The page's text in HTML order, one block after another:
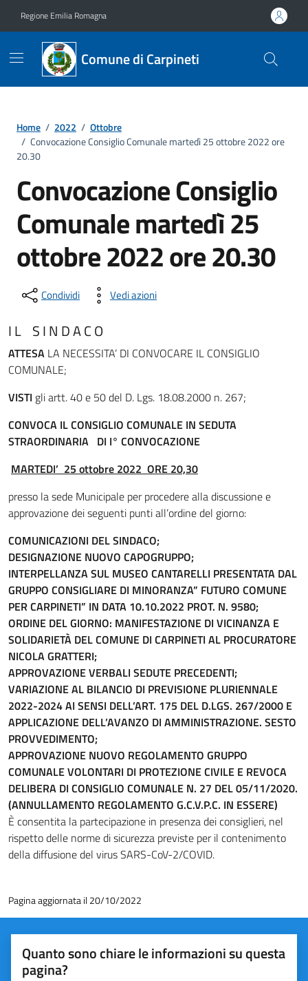
Regione Emilia Romagna
Comune di Carpineti
Home / 2022 / Ottobre
/ Convocazione Consiglio Comunale martedì 25 ottobre 2022 ore
20.30
Convocazione Consiglio
Comunale martedì 25
ottobre 2022 ore 20.30
Condividi Vedi azioni
I L S I N D A C O
ATTESA LA NECESSITA’ DI CONVOCARE IL CONSIGLIO
COMUNALE;
VISTI gli artt. 40 e 50 del D. Lgs. 18.08.2000 n. 267;
CONVOCA IL CONSIGLIO COMUNALE IN SEDUTA
STRAORDINARIA DI I° CONVOCAZIONE
MARTEDI’ 25 ottobre 2022 ORE 20,30
presso la sede Municipale per procedere alla discussione e
approvazione dei seguenti punti all’ordine del giorno:
COMUNICAZIONI DEL SINDACO;
DESIGNAZIONE NUOVO CAPOGRUPPO;
INTERPELLANZA SUL MUSEO CANTARELLI PRESENTATA DAL
GRUPPO CONSIGLIARE DI MINORANZA” FUTURO COMUNE
PER CARPINETI” IN DATA 10.10.2022 PROT. N. 9580;
ORDINE DEL GIORNO: MANIFESTAZIONE DI VICINANZA E
SOLIDARIETÀ DEL COMUNE DI CARPINETI AL PROCURATORE
NICOLA GRATTERI;
APPROVAZIONE VERBALI SEDUTE PRECEDENTI;
VARIAZIONE AL BILANCIO DI PREVISIONE PLURIENNALE
2022-2024 AI SENSI DELL’ART. 175 DEL D.LGS. 267/2000 E
APPLICAZIONE DELL’AVANZO DI AMMINISTRAZIONE. SESTO
PROVVEDIMENTO;
APPROVAZIONE NUOVO REGOLAMENTO GRUPPO
COMUNALE VOLONTARI DI PROTEZIONE CIVILE E REVOCA
DELIBERA DI CONSIGLIO COMUNALE N. 27 DEL 05/11/2020.
(ANNULLAMENTO REGOLAMENTO G.C.V.P.C. IN ESSERE)
È consentita la partecipazione in presenza dei consiglieri, nel
rispetto delle norme di sicurezza previste per il contenimento
della diffusione del virus SARS-CoV-2/COVID.
Pagina aggiornata il 20/10/2022
Quanto sono chiare le informazioni su questa
pagina?